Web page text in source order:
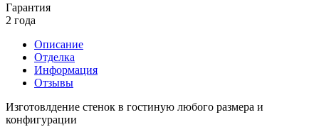
Гарантия
2 года
Описание
Отделка
Информация
Отзывы
Изготовлдение стенок в гостиную любого размера и
конфигурации